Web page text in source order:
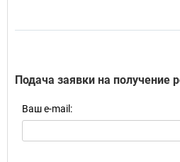
Подача заявки на получение
Ваш e-mail: